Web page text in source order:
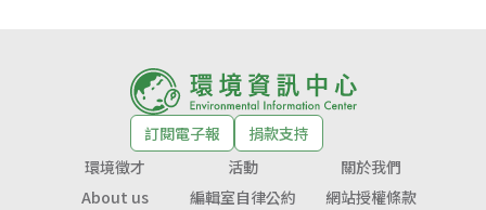
訂閱電子報
捐款支持
環境徵才
活動
關於我們
About us
編輯室自律公約
網站授權條款